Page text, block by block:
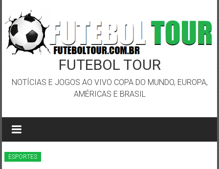
content
FUTEBOL TOUR
NOTÍCIAS E JOGOS AO VIVO COPA DO MUNDO, EUROPA,
AMÉRICAS E BRASIL
ESPORTES